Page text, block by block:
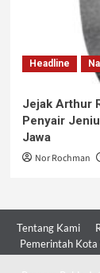
Headline
Jejak Arthur
Penyair
Jawa
Nor Rochman
Tentang Kami
Pemerintah Kota